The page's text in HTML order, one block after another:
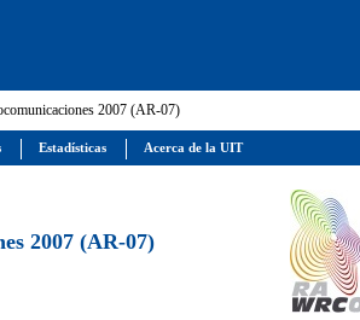
2007 (AR-07)
2007 (AR-07)
Estadísticas Acerca de la UIT